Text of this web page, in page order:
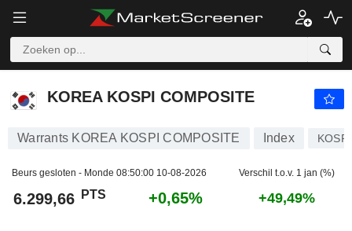
KOREA KOSPI COMPOSITE
Warrants KOREA KOSPI COMPOSITE Index KOSPI
Beurs gesloten - Monde 08:50:00 10-08-2026 Verschil t.o.v. 1 jan (%)
6.299,66 PTS +0,65% +49,49%